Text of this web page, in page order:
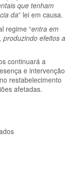
que tenham
da” lei em causa.
regime “entra em
produzindo efeitos a
continuará a
e intervenção
restabelecimento
afetadas.